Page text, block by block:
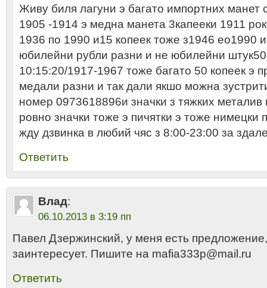
Живу биля лагуни э багато импортних манет
1905 -1914 э медна манета 3капееки 1911
1936 по 1990 и15 копеек тоже з1946 ео1990
юбилейни рубли разни и не юбилейни
10:15:20/1917-1967 тоже багато 50 копеек э
медали разни и так дали якшо можна
номер 0973618896и значки з тяжких металив
ровно значки тоже э пичятки э тоже нимецки
жду дзвинка в любий чяс з 8:00-23:00 за
Ответить
Влад:
06.10.2013 в 3:19 пп
Павел Дзержинский, у меня есть
заинтересует. Пишите на mafia333p@mail.ru
Ответить